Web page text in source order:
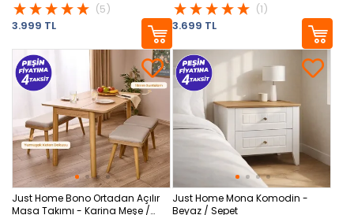
(5)
3.999 TL
(1)
3.699 TL
Just Home Bono Ortadan Açılır
Masa Takımı - Karina Meşe /
Just Home Mona Komodin -
Beyaz / Sepet